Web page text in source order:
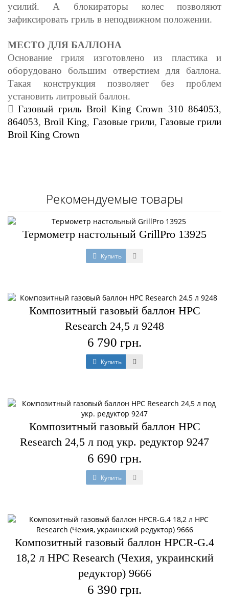
усилий. А блокираторы колес позволяют
зафиксировать гриль в неподвижном положении.
МЕСТО ДЛЯ БАЛЛОНА
Основание гриля изготовлено из пластика и
оборудовано большим отверстием для баллона.
Такая конструкция позволяет без проблем
установить литровый баллон.
Газовый гриль Broil King Crown 310 864053,
864053,Broil King, Газовые грили, Газовые грили
Broil King Crown
Рекомендуемые товары
Термометр настольный GrillPro 13925
Купить
Композитный газовый баллон HPC
Research 24,5 л 9248
6 790 грн.
Купить
Композитный газовый баллон HPC
Research 24,5 л под укр. редуктор 9247
6 690 грн.
Купить
Композитный газовый баллон HPCR-G.4
18,2 л HPC Research (Чехия, украинский
редуктор) 9666
6 390 грн.